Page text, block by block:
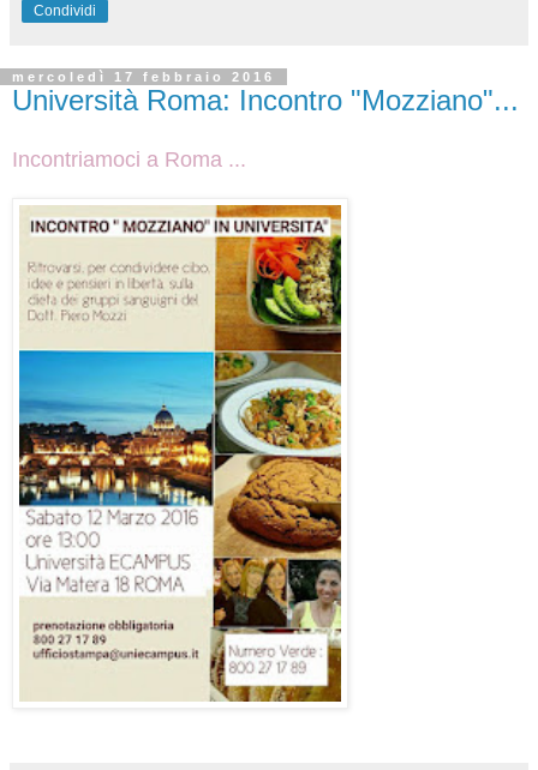
Condividi
mercoledì 17 febbraio 2016
Università Roma: Incontro "Mozziano"...
Incontriamoci a Roma ...